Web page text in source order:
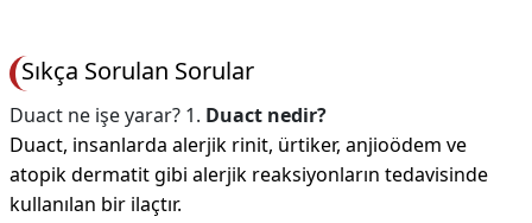
Sıkça Sorulan Sorular
Duact ne işe yarar? 1. Duact nedir?
Duact, insanlarda alerjik rinit, ürtiker, anjioödem ve
atopik dermatit gibi alerjik reaksiyonların tedavisinde
kullanılan bir ilaçtır.